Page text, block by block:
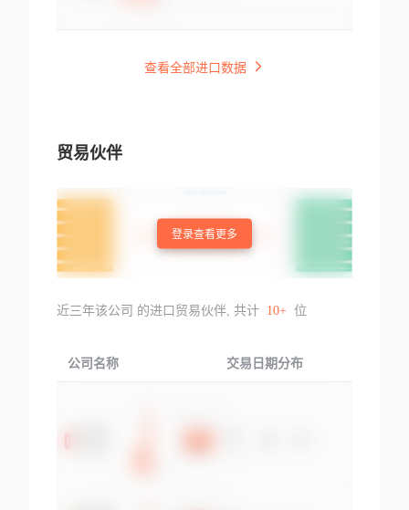
查看全部进口数据
贸易伙伴
登录查看更多
近三年该公司 的进口贸易伙伴, 共计 10+ 位
公司名称 交易日期分布